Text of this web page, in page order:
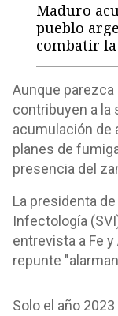
Maduro
pueblo
combatir
Aunque
contribuyen a la
acumulación de
planes de
presencia del
La presidenta
Infectología
entrevista a Fe
repunte
Solo el año